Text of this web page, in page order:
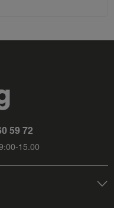
59 72
15.00